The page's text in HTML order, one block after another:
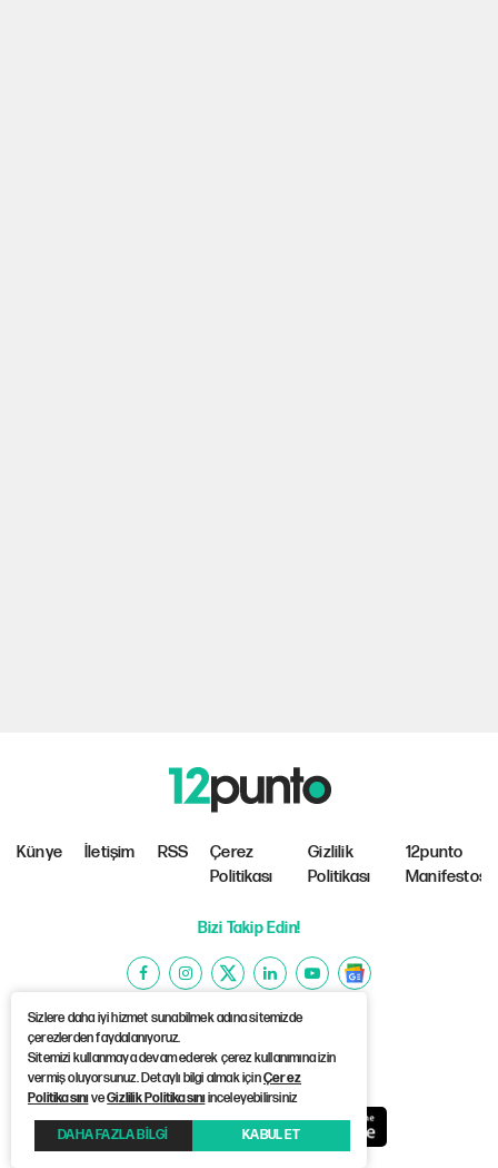
Sizlere daha iyi hizmet sunabilmek adına sitemizde
çerezlerden faydalanıyoruz.
Sitemizi kullanmaya devam ederek çerez kullanımına izin
vermiş oluyorsunuz. Detaylı bilgi almak içinÇerez
PolitikasınıveGizlilik Politikasınıinceleyebilirsiniz
DAHA FAZLA BİLGİ KABUL ET
Künye İletişim RSS
Çerez
Politikası
Gizlilik
Politikası
12punto
Manifestosu
Bizi Takip Edin!
©Copyright 2026 12punto